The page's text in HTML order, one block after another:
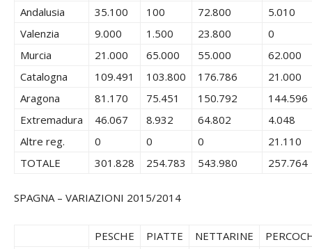
Andalusia
35.100 100 72.800
5.010
Valenzia
9.000 1.500 23.800
0
Murcia
21.000 65.000 55.000
62.000
Catalogna
109.491 103.800 176.786
21.000
Aragona
81.170 75.451 150.792
144.596
Extremadura
46.067 8.932 64.802
4.048
Altre reg.
0 0 0
21.110
TOTALE
301.828 254.783 543.980 257.764
SPAGNA – VARIAZIONI 2015/2014
PESCHE PIATTE NETTARINE